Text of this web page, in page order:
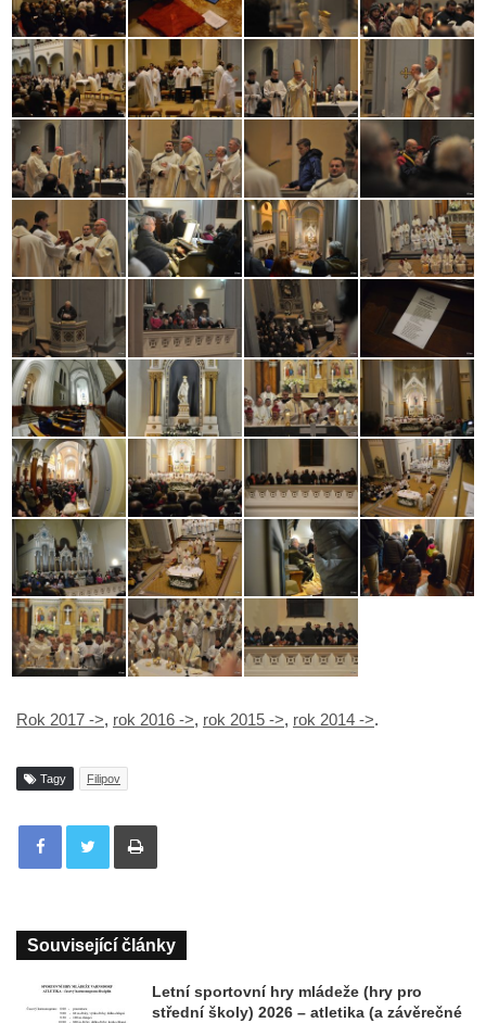
Rok 2017 ->, rok 2016 ->, rok 2015 ->, rok 2014 ->.
Tagy Filipov
Tisknout
Související články
Letní sportovní hry mládeže (hry pro
střední školy) 2026 – atletika (a závěrečné